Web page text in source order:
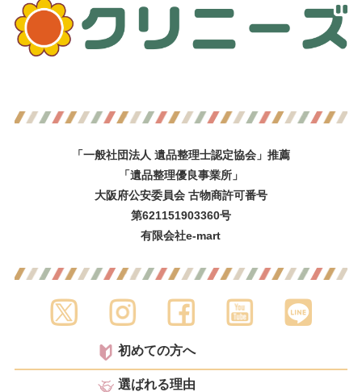
「一般社団法人 遺品整理士認定協会」推薦
「遺品整理優良事業所」
大阪府公安委員会 古物商許可番号
第621151903360号
有限会社e-mart
初めての方へ
選ばれる理由